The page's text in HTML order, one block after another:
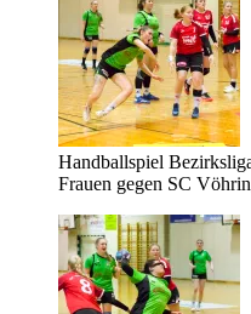
Handballspiel
Frauen gegen SC